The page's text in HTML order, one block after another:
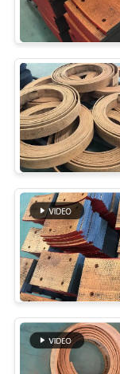
ΈΛΕΓΧΟΣ
ΜΑΣ
ΕΛΆΤΕ
ΣΕ
ΕΠΑΦΉ
ΜΕ
ΖΗΤΉΣΤΕ
ΈΝΑ
SITEMAP